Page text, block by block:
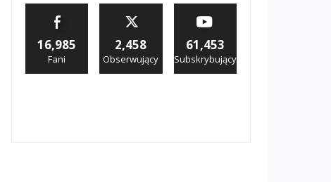
16,985
Fani
2,458
Obserwujący
61,453
Subskrybujący